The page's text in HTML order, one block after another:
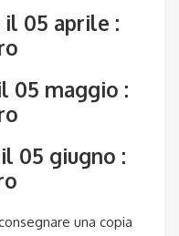
05 aprile :
05 maggio :
05 giugno :
una copia